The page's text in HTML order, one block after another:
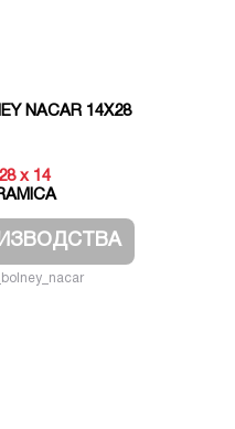
NACAR 14X28
28 x 14